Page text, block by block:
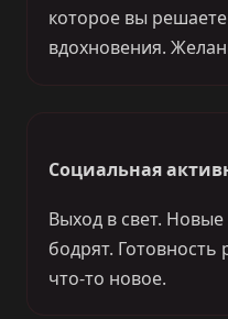
которое вы
вдохновения.
Социальная
Выход в свет.
бодрят.
что-то новое.